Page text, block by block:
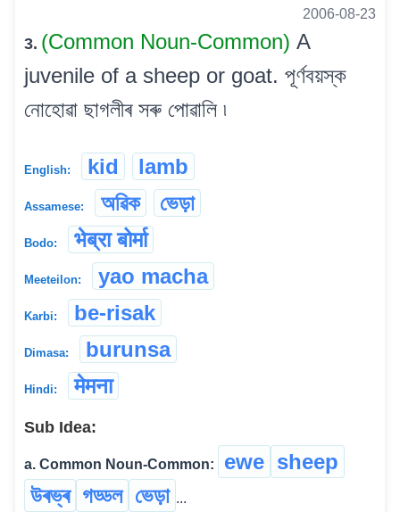
2006-08-23
3. (Common Noun-Common) A
juvenile of a sheep or goat. পূৰ্ণবয়স্ক
নোহোৱা ছাগলীৰ সৰু পোৱালি ৷
English: kid lamb
Assamese: অৱিক ভেড়া
Bodo: भेब्रा बोर्मा
Meeteilon: yao macha
Karbi: be-risak
Dimasa: burunsa
Hindi: मेमना
Sub Idea:
a. Common Noun-Common: ewe sheep
উৰভ্ৰ গড্ডল ভেড়া ...